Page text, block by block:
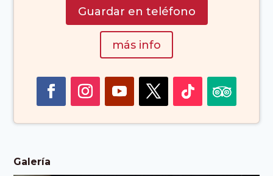
Publicidad,
Vídeos (Barcelona
Guardar en teléfono
más info
Galería